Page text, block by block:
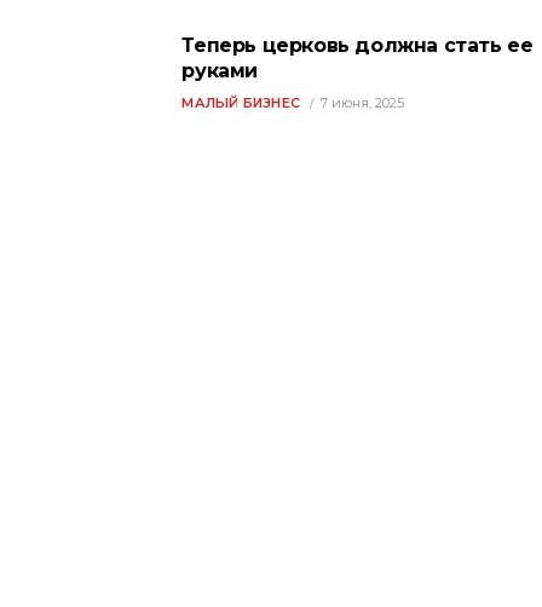
Теперь церковь должна стать ее
руками
МАЛЫЙ БИЗНЕС 7 июня, 2025